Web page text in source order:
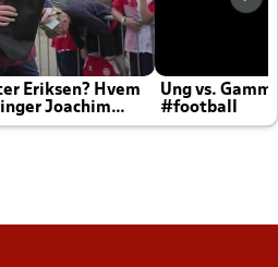
Eriksen? Hvem
Joachim
Ung vs.
#football